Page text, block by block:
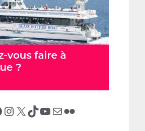
Instagram X (Twitter) TikTok YouTube E-mail Flickr